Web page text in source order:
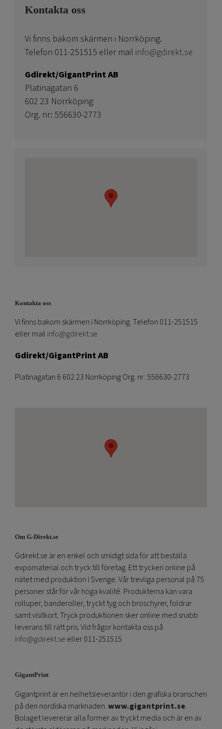
Kontakta oss
Vi finns bakom skärmen i Norrköping.
Telefon 011-251515 eller mail info@gdirekt.se
Gdirekt/GigantPrint AB
Platinagatan 6
602 23 Norrköping
Org. nr: 556630-2773
Kontakta oss
Vi finns bakom skärmen i Norrköping. Telefon 011-251515
eller mail info@gdirekt.se
Gdirekt/GigantPrint AB
Platinagatan 6 602 23 Norrköping Org. nr: 556630-2773
Om G-Direkt.se
Gdirekt.se är en enkel och smidigt sida för att beställa
expomaterial och tryck till företag. Ett tryckeri online på
nätet med produktion i Sverige. Vår trevliga personal på 75
personer står för vår höga kvalité. Produkterna kan vara
rolluper, banderoller, tryckt tyg och broschyrer, foldrar
samt visitkort. Tryck produktionen sker online med snabb
leverans till rätt pris. Vid frågor kontakta oss på
info@gdirekt.se eller 011-251515
GigantPrint
Gigantprint är en helhetsleverantör i den grafiska branschen
på den nordiska marknaden.www.gigantprint.se.
Bolaget levererar alla former av tryckt media och är en av